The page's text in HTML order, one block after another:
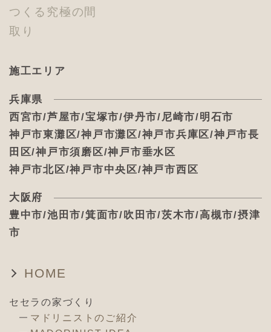
つくる究極の間
取り
施工エリア
兵庫県
西宮市/芦屋市/宝塚市/伊丹市/尼崎市/明石市
神戸市東灘区/神戸市灘区/神戸市兵庫区/神戸市長
田区/神戸市須磨区/神戸市垂水区
神戸市北区/神戸市中央区/神戸市西区
大阪府
豊中市/池田市/箕面市/吹田市/茨木市/高槻市/摂津
市
HOME
セセラの家づくり
マドリニストのご紹介